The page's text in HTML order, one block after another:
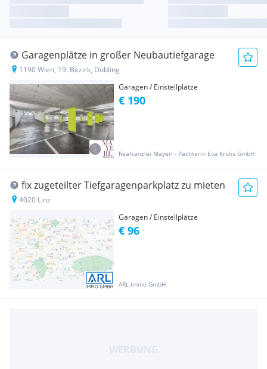
Garagenplätze in großer Neubautiefgarage
1190 Wien, 19. Bezirk, Döbling
Garagen / Einstellplätze
Realkanzlei Mayerl - Pächterin Eva Krulis GmbH
€ 190
fix zugeteilter Tiefgaragenparkplatz zu mieten
4020 Linz
Garagen / Einstellplätze
ARL Immo GmbH
€ 96